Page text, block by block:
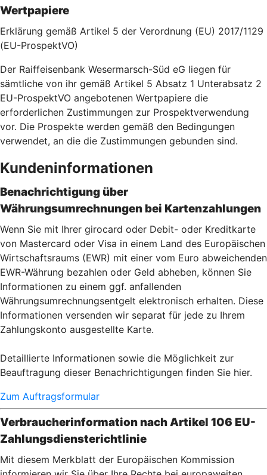
Wertpapiere
Erklärung gemäß Artikel 5 der Verordnung (EU) 2017/1129
(EU-ProspektVO)
Der Raiffeisenbank Wesermarsch-Süd eG liegen für
sämtliche von ihr gemäß Artikel 5 Absatz 1 Unterabsatz 2
EU-ProspektVO angebotenen Wertpapiere die
erforderlichen Zustimmungen zur Prospektverwendung
vor. Die Prospekte werden gemäß den Bedingungen
verwendet, an die die Zustimmungen gebunden sind.
Kundeninformationen
Benachrichtigung über
Währungsumrechnungen bei Kartenzahlungen
Wenn Sie mit Ihrer girocard oder Debit- oder Kreditkarte
von Mastercard oder Visa in einem Land des Europäischen
Wirtschaftsraums (EWR) mit einer vom Euro abweichenden
EWR-Währung bezahlen oder Geld abheben, können Sie
Informationen zu einem ggf. anfallenden
Währungsumrechnungsentgelt elektronisch erhalten. Diese
Informationen versenden wir separat für jede zu Ihrem
Zahlungskonto ausgestellte Karte.
Detaillierte Informationen sowie die Möglichkeit zur
Beauftragung dieser Benachrichtigungen finden Sie hier.
Zum Auftragsformular
Verbraucherinformation nach Artikel 106 EU-
Zahlungsdiensterichtlinie
Mit diesem Merkblatt der Europäischen Kommission